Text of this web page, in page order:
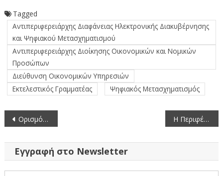
Tagged
Αντιπεριφερειάρχης Διαφάνειας Ηλεκτρονικής Διακυβέρνησης
και Ψηφιακού Μετασχηματισμού
Αντιπεριφερειάρχης Διοίκησης Οικονομικών και Νομικών
Προσώπων
Διεύθυνση Οικονομικών Υπηρεσιών
Εκτελεστικός Γραμματέας
Ψηφιακός Μετασχηματισμός
Πλοήγηση
άρθρων
Ορισμός Αναπληρωτή Περιφερειάρχη στην Περιφέρεια Δυτικής Μακεδονίας Η Περιφέρεια Δυτικής Μακεδονίας στην 39η Διεθνή Τουριστική Έκθεση PHILOXENIA 2024
Εγγραφή στο Newsletter